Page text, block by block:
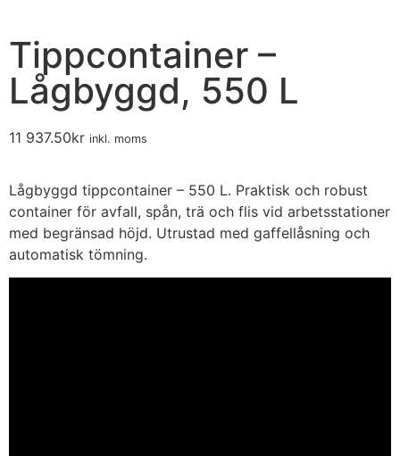
Tippcontainer –
Lågbyggd, 550 L
11 937.50kr inkl. moms
Lågbyggd tippcontainer – 550 L. Praktisk och robust
container för avfall, spån, trä och flis vid arbetsstationer
med begränsad höjd. Utrustad med gaffellåsning och
automatisk tömning.